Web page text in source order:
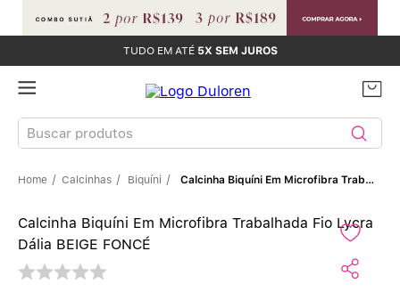
TUDO EM ATÉ 5X SEM JUROS
Buscar produtos
Calcinhas Biquíni Calcinha Biquíni Em Microfibra Trabalhada Fio Lycra Dália BEIGE FONCÉ
Calcinha Biquíni Em Microfibra Trabalhada Fio Lycra
Dália BEIGE FONCÉ
TERMOS MAIS BUSCADOS
1º Sutiãs
2º Calcinhas